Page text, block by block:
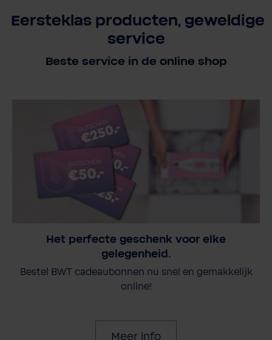
Eersteklas producten, geweldige
service
Beste service in de online shop
Het perfecte geschenk voor elke
gelegenheid.
Bestel BWT cadeaubonnen nu snel en gemakkelijk
online!
Meer info